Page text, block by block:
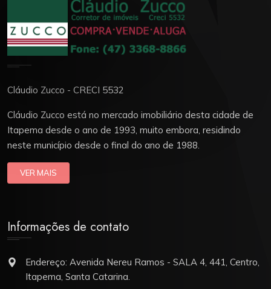
Cláudio Zucco - CRECI 5532
Cláudio Zucco está no mercado imobiliário desta cidade de
Itapema desde o ano de 1993, muito embora, residindo
neste município desde o final do ano de 1988.
VER MAIS
Informações de contato
Endereço: Avenida Nereu Ramos - SALA 4, 441, Centro,
Itapema, Santa Catarina.